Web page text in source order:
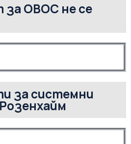
ОВОС не се
за системни